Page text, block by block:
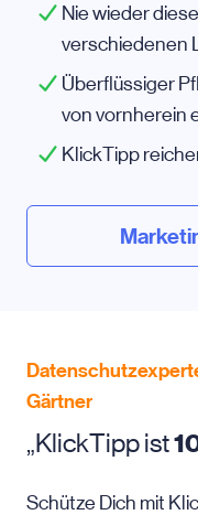
Nie wieder
verschiedenen
Überflüssiger
von vornherein
KlickTipp
Gärtner
„KlickTipp ist
Schütze Dich mit